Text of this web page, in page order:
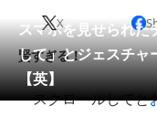
会員記事
メディア
注目記事を集めた総
スマホを見せられ
して」とジェスチ
【英】
X
賢すぎる！
スクロールしてと